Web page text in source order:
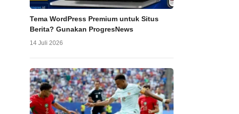
Tema WordPress Premium untuk Situs
Berita? Gunakan ProgresNews
14 Juli 2026